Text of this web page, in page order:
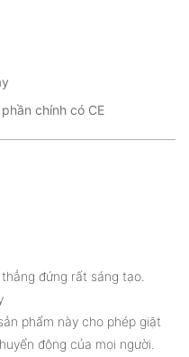
chính có CE
đứng rất sáng tạo.
phẩm này cho phép giặt
động của mọi người.